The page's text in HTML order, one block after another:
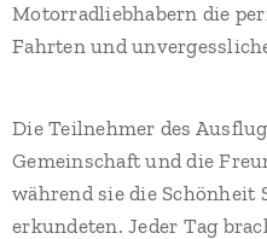
Motorradliebhabern die
Fahrten und
Die Teilnehmer des
Gemeinschaft und die
während sie die Schönheit
erkundeten. Jeder Tag